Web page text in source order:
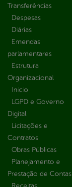
Transferências
Despesas
Diárias
Emendas
parlamentares
Estrutura
Organizacional
Inicio
LGPD e Governo
Digital
Licitações e
Contratos
Obras Públicas
Planejamento e
Prestação de Contas